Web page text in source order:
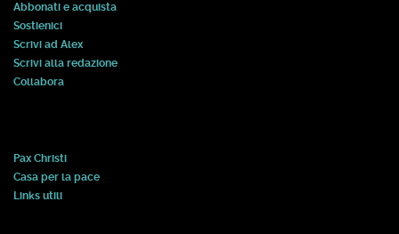
Abbonati e acquista
Sostienici
Scrivi ad Alex
Scrivi alla redazione
Collabora
Pax Christi
Casa per la pace
Links utili